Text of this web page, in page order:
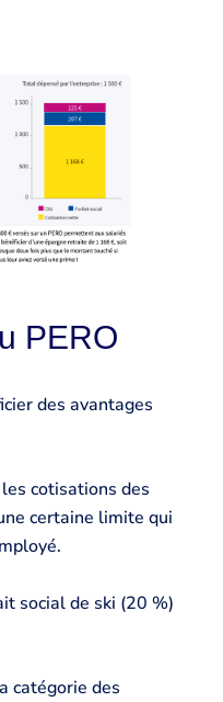
PERO
des avantages
cotisations des
certaine limite qui
social de ski (20 %)
catégorie des